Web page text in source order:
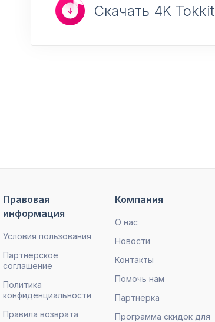
Скачать 4K Tokkit
Правовая
информация
Условия пользования
Партнерское
соглашение
Политика
конфиденциальности
Правила возврата
Компания
О нас
Новости
Контакты
Помочь нам
Партнерка
Программа скидок для